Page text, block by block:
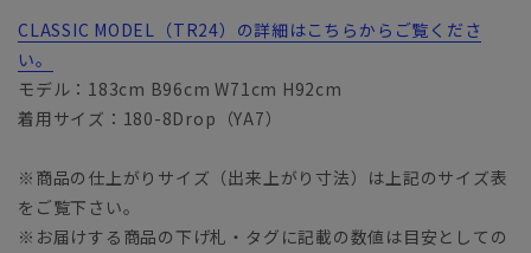
CLASSIC MODEL（TR24）の詳細はこちらからご覧くださ
い。
モデル：183cm B96cm W71cm H92cm
着用サイズ：180-8Drop（YA7）
※商品の仕上がりサイズ（出来上がり寸法）は上記のサイズ表
をご覧下さい。
※お届けする商品の下げ札・タグに記載の数値は目安としての